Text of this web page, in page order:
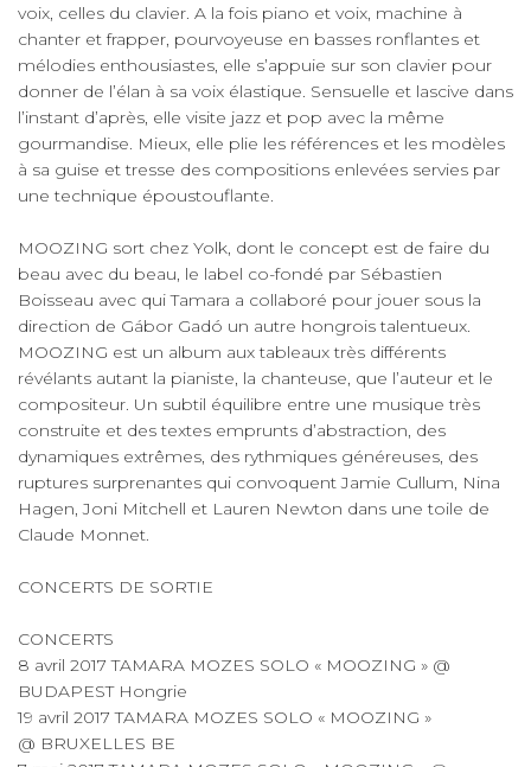
voix, celles du clavier. A la fois piano et voix, machine à
chanter et frapper, pourvoyeuse en basses ronflantes et
mélodies enthousiastes, elle s’appuie sur son clavier pour
donner de l’élan à sa voix élastique. Sensuelle et lascive dans
l’instant d’après, elle visite jazz et pop avec la même
gourmandise. Mieux, elle plie les références et les modèles
à sa guise et tresse des compositions enlevées servies par
une technique époustouflante.
MOOZING sort chez Yolk, dont le concept est de faire du
beau avec du beau, le label co-fondé par Sébastien
Boisseau avec qui Tamara a collaboré pour jouer sous la
direction de Gábor Gadó un autre hongrois talentueux.
MOOZING est un album aux tableaux très différents
révélants autant la pianiste, la chanteuse, que l’auteur et le
compositeur. Un subtil équilibre entre une musique très
construite et des textes emprunts d’abstraction, des
dynamiques extrêmes, des rythmiques généreuses, des
ruptures surprenantes qui convoquent Jamie Cullum, Nina
Hagen, Joni Mitchell et Lauren Newton dans une toile de
Claude Monnet.
CONCERTS DE SORTIE
CONCERTS
8 avril 2017 TAMARA MOZES SOLO « MOOZING » @
BUDAPEST Hongrie
19 avril 2017 TAMARA MOZES SOLO « MOOZING »
@ BRUXELLES BE